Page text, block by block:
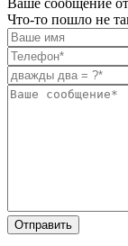
Ваше сообщение
Что-то пошло не